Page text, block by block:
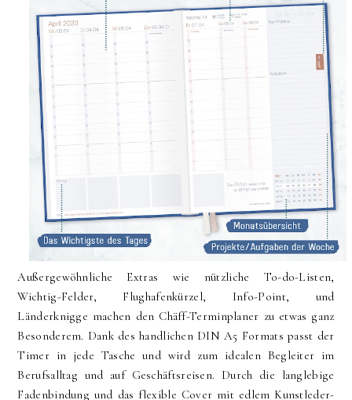
Außergewöhnliche Extras wie nützliche To-do-Listen,
Wichtig-Felder, Flughafenkürzel, Info-Point, und
Länderknigge machen den Chäff-Terminplaner zu etwas ganz
Besonderem. Dank des handlichen DIN A5 Formats passt der
Timer in jede Tasche und wird zum idealen Begleiter im
Berufsalltag und auf Geschäftsreisen. Durch die langlebige
Fadenbindung und das flexible Cover mit edlem Kunstleder-